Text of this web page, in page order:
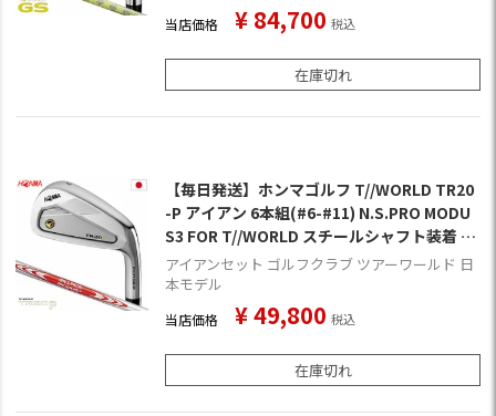
当店価格 ¥ 84,700 税込
在庫切れ
【毎日発送】ホンマゴルフ T//WORLD TR20
-P アイアン 6本組(#6-#11) N.S.PRO MODU
S3 FOR T//WORLD スチールシャフト装着 日
本正規品
アイアンセット ゴルフクラブ ツアーワールド 日
本モデル
当店価格 ¥49,800 税込
在庫切れ